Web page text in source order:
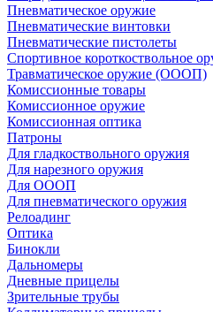
Пневматическое оружие
Пневматические винтовки
Пневматические пистолеты
Спортивное короткоствольное
Травматическое оружие (ОООП)
Комиссионные товары
Комиссионное оружие
Комиссионная оптика
Патроны
Для гладкоствольного оружия
Для нарезного оружия
Для ОООП
Для пневматического оружия
Релоадинг
Оптика
Бинокли
Дальномеры
Дневные прицелы
Зрительные трубы